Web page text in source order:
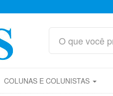
COLUNAS E COLUNISTAS